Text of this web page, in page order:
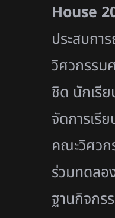
House
ประสบกา
วิศวกรรม
ชิด นักเรีย
จัดการเรี
คณะวิศว
ร่วมทดลอ
ฐานกิจกร